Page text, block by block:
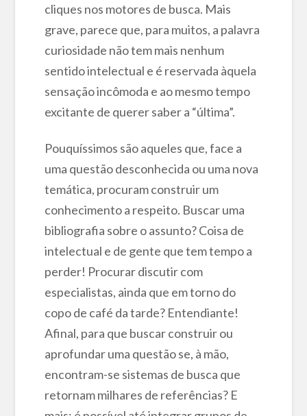
cliques nos motores de busca. Mais
grave, parece que, para muitos, a palavra
curiosidade não tem mais nenhum
sentido intelectual e é reservada àquela
sensação incômoda e ao mesmo tempo
excitante de querer saber a “última”.
Pouquíssimos são aqueles que, face a
uma questão desconhecida ou uma nova
temática, procuram construir um
conhecimento a respeito. Buscar uma
bibliografia sobre o assunto? Coisa de
intelectual e de gente que tem tempo a
perder! Procurar discutir com
especialistas, ainda que em torno do
copo de café da tarde? Entendiante!
Afinal, para que buscar construir ou
aprofundar uma questão se, à mão,
encontram-se sistemas de busca que
retornam milhares de referências? E